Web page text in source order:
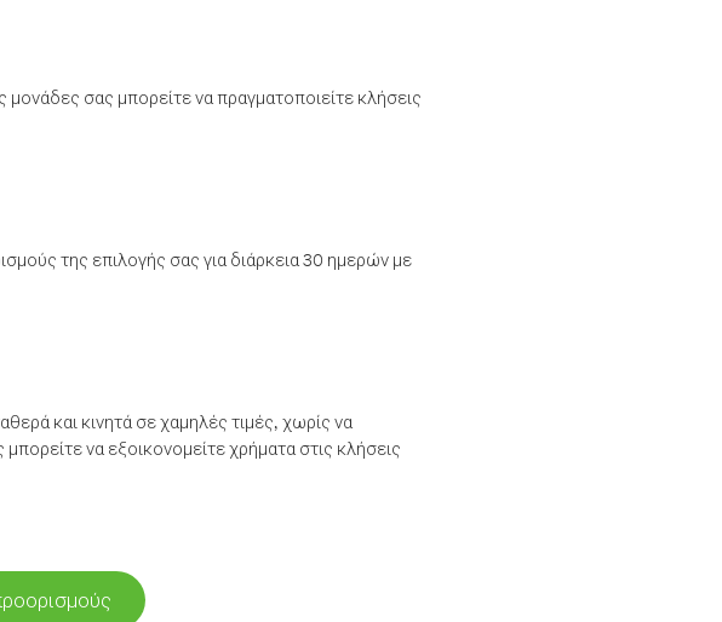
σας μπορείτε να πραγματοποιείτε κλήσεις
της επιλογής σας για διάρκεια 30 ημερών με
και κινητά σε χαμηλές τιμές, χωρίς να
να εξοικονομείτε χρήματα στις κλήσεις